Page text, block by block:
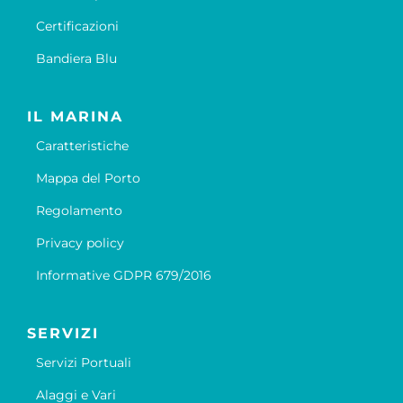
Certificazioni
Bandiera Blu
IL MARINA
Caratteristiche
Mappa del Porto
Regolamento
Privacy policy
Informative GDPR 679/2016
SERVIZI
Servizi Portuali
Alaggi e Vari